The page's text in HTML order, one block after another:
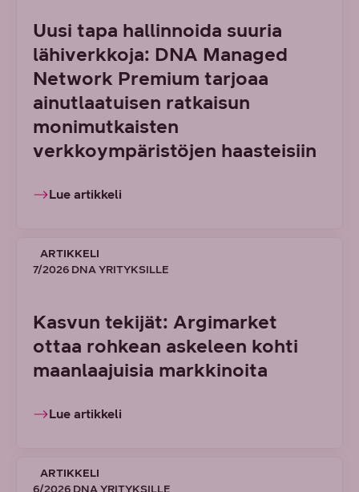
Uusi tapa hallinnoida suuria
lähiverkkoja: DNA Managed
Network Premium tarjoaa
ainutlaatuisen ratkaisun
monimutkaisten
verkkoympäristöjen haasteisiin
Lue artikkeli
ARTIKKELI
7/2026 DNA YRITYKSILLE
Kasvun tekijät: Argimarket
ottaa rohkean askeleen kohti
maanlaajuisia markkinoita
Lue artikkeli
ARTIKKELI
6/2026 DNA YRITYKSILLE